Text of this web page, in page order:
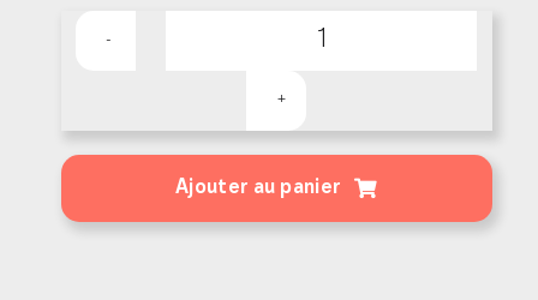
Bamboo
Ajouter au panier